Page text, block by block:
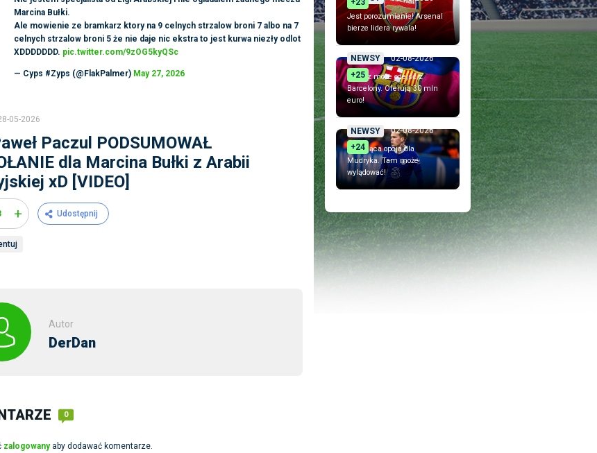
+23
Jest porozumienie! Arsenal
bierze lidera rywala!
NEWSY
02-08-2026
+25
Piłkarz może odejść z
Barcelony. Oferują 30 mln
euro!
NEWSY
02-08-2026
+24
Szokująca opcja dla
Mudryka. Tam może
wylądować!
Marcina Bułki.
Ale mowienie ze bramkarz ktory na 9 celnych strzalow broni 7 albo na 7
celnych strzalow broni 5 że nie daje nic ekstra to jest kurwa niezły odlot
XDDDDDDD. pic.twitter.com/9zOG5kyQSc
— Cyps #Zyps (@FlakPalmer) May 27, 2026
05-2026
Paczul PODSUMOWAŁ
dla Marcina Bułki z Arabii
xD [VIDEO]
+ Udostępnij
Autor
DerDan
0
zalogowanyaby dodawać komentarze.